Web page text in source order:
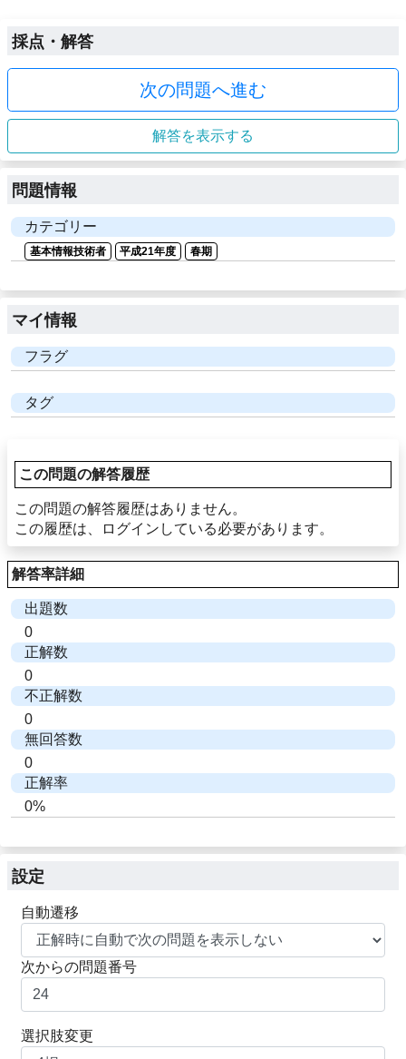
採点・解答
次の問題へ進む
解答を表示する
問題情報
カテゴリー
基本情報技術者 平成21年度 春期
マイ情報
フラグ
タグ
この問題の解答履歴
この問題の解答履歴はありません。
この履歴は、ログインしている必要があります。
解答率詳細
出題数
0
正解数
0
不正解数
0
無回答数
0
正解率
0%
設定
自動遷移
次からの問題番号
選択肢変更